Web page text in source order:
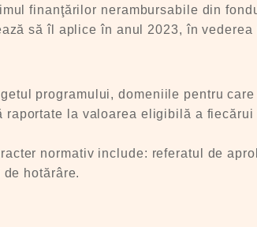
finanţărilor nerambursabile din
să îl aplice în anul 2023, în
programului, domeniile pentru
la valoarea eligibilă a
normativ include: referatul de
hotărâre.